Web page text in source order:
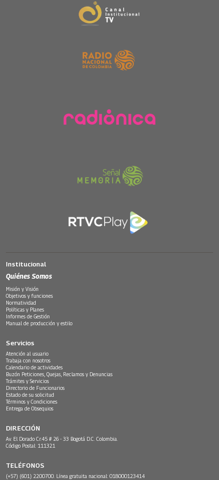
Institucional
Quiénes Somos
Misión y Visión
Objetivos y funciones
Normatividad
Políticas y Planes
Informes de Gestión
Manual de producción y estilo
Servicios
Atención al usuario
Trabaja con nosotros
Calendario de actividades
Buzón Peticiones, Quejas, Reclamos y Denuncias
Trámites y Servicios
Directorio de Funcionarios
Estado de su solicitud
Términos y Condiciones
Entrega de Obsequios
DIRECCIÓN
Av. El Dorado Cr.45 # 26 - 33 Bogotá D.C. Colombia.
Código Postal: 111321
TELÉFONOS
(+57) (601) 2200700. Línea gratuita nacional: 018000123414